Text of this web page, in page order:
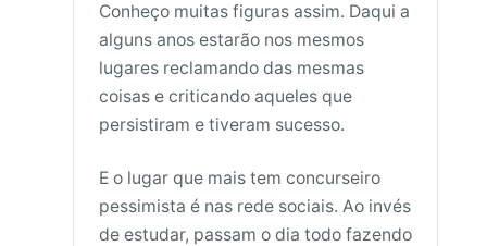
Conheço muitas figuras assim. Daqui a
alguns anos estarão nos mesmos
lugares reclamando das mesmas
coisas e criticando aqueles que
persistiram e tiveram sucesso.
E o lugar que mais tem concurseiro
pessimista é nas rede sociais. Ao invés
de estudar, passam o dia todo fazendo